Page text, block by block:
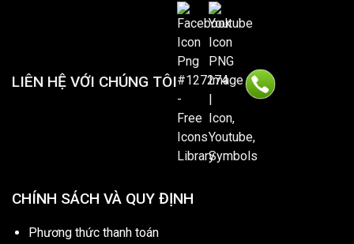
LIÊN HỆ VỚI CHÚNG TÔI
CHÍNH SÁCH VÀ QUY ĐỊNH
Phương thức thanh toán